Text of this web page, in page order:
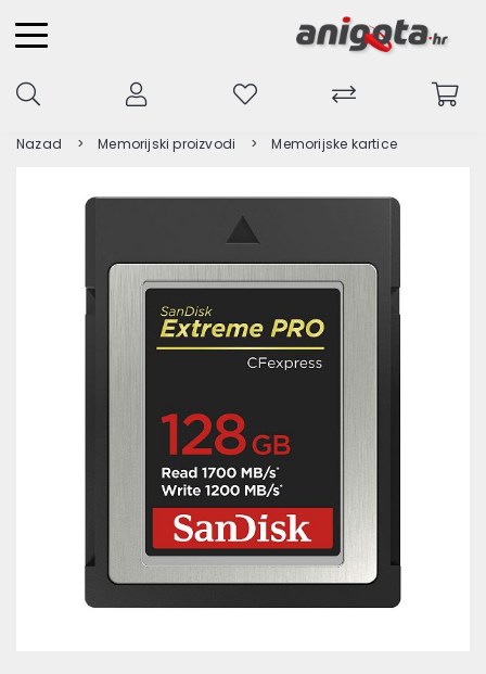
Nazad Memorijski proizvodi Memorijske kartice